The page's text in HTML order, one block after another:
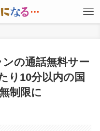
の通話無料サー
り10分以内の国
制限に